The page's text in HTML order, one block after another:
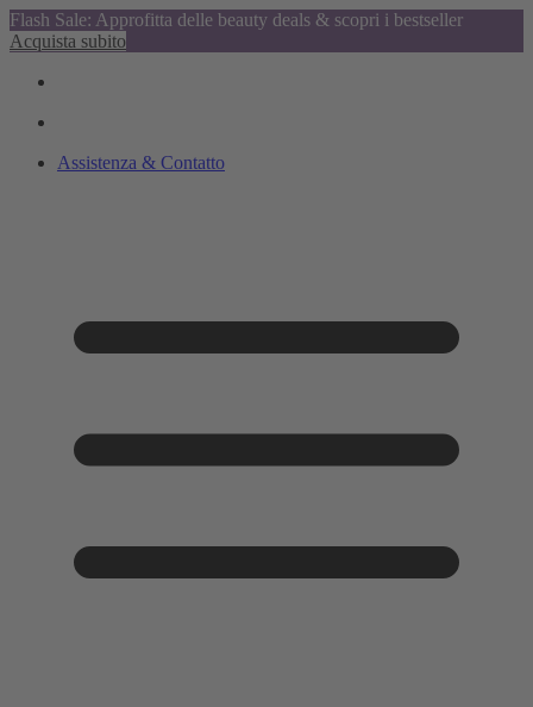
Flash Sale: Approfitta delle beauty deals & scopri i bestseller
Acquista subito
Assistenza & Contatto